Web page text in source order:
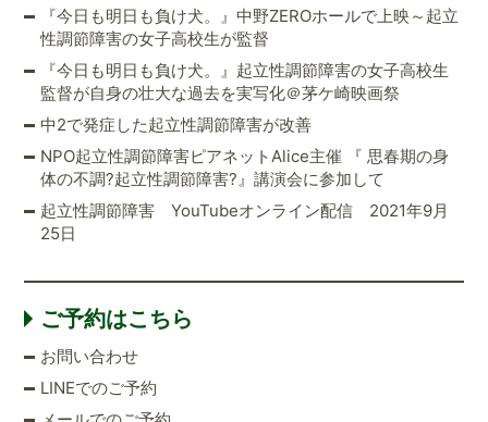
『今日も明日も負け犬。』中野ZEROホールで上映～起立
性調節障害の女子高校生が監督
『今日も明日も負け犬。』起立性調節障害の女子高校生
監督が自身の壮大な過去を実写化＠茅ケ崎映画祭
中2で発症した起立性調節障害が改善
NPO起立性調節障害ピアネットAlice主催 『 思春期の身
体の不調?起立性調節障害?』講演会に参加して
起立性調節障害 YouTubeオンライン配信 2021年9月
25日
ご予約はこちら
お問い合わせ
LINEでのご予約